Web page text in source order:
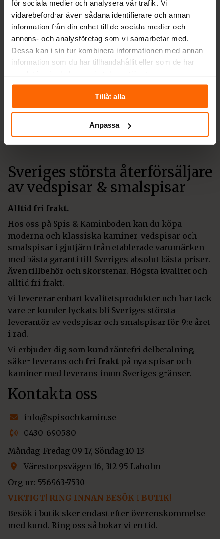
för sociala medier och analysera vår trafik. Vi
vidarebefordrar även sådana identifierare och annan
information från din enhet till de sociala medier och
annons- och analysföretag som vi samarbetar med.
Dessa kan i sin tur kombinera informationen med annan
information som du har tillhandahållit eller som de har
Tillåt alla
Anpassa
27 / 227 / Idun
Sveriges största återförsäljare
av vedspisar & smalspisar
Alltid fri frakt.
Hos oss på Spis & Kaminboden kan du köpa
moderna och klassiska kaminer, vedspisar och
smalspisar i gjutjärn från etablerade varumärken
med bästa garanti till Sveriges absolut bästa priser.
Även tillbehör och skorstenar. Högsta kvalitet och
alltid fri frakt.
Vi levererar enbart kvalitetsprodukter och har tack
vare er kunder lyckats bli Sveriges största
leverantör av vedspisar och smalspisar för 9:e året
i rad.
Vi erbjuder dig som kund räntefri delbetalning,
säker leverans och fri frakt på nya spisar och
kaminer med leverans inom Sveriges gränser.
Kontakta oss
info@spisochkamin.se
0430-690580
Måndag-Fredag 09-17, Söndag 10-13
Värestorpsvägen 16, 312 95 Laholm
Org nr: 556963-7530
VIKTIGT! RING INNAN BESÖK I BUTIK!
Besök i butik sker endast efter överenskommelse
med kund. Ring oss så bokar vi en tid.